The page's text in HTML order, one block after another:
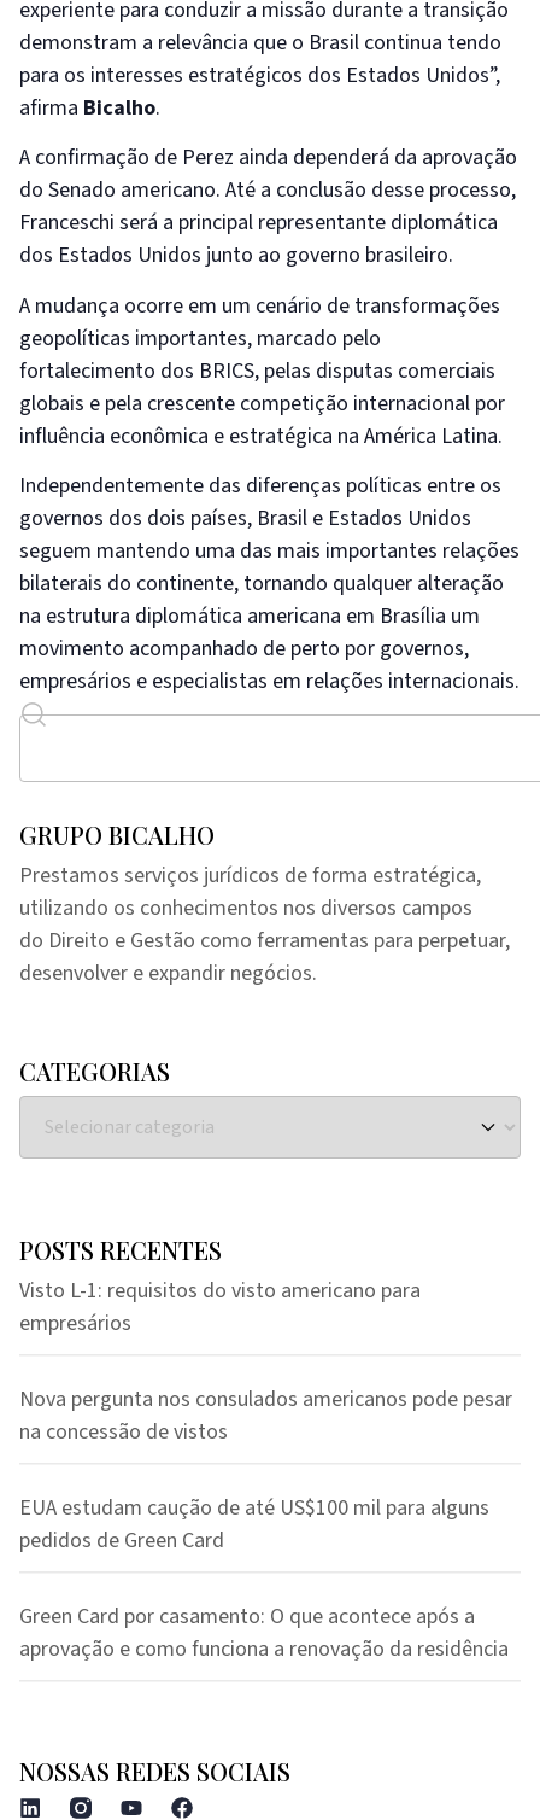
experiente para conduzir a missão durante a transição
demonstram a relevância que o Brasil continua tendo
para os interesses estratégicos dos Estados Unidos”,
afirma Bicalho.
A confirmação de Perez ainda dependerá da aprovação
do Senado americano. Até a conclusão desse processo,
Franceschi será a principal representante diplomática
dos Estados Unidos junto ao governo brasileiro.
A mudança ocorre em um cenário de transformações
geopolíticas importantes, marcado pelo
fortalecimento dos BRICS, pelas disputas comerciais
globais e pela crescente competição internacional por
influência econômica e estratégica na América Latina.
Independentemente das diferenças políticas entre os
governos dos dois países, Brasil e Estados Unidos
seguem mantendo uma das mais importantes relações
bilaterais do continente, tornando qualquer alteração
na estrutura diplomática americana em Brasília um
movimento acompanhado de perto por governos,
empresários e especialistas em relações internacionais.
GRUPO BICALHO
Prestamos serviços jurídicos de forma estratégica,
utilizando os conhecimentos nos diversos campos
do Direito e Gestão como ferramentas para perpetuar,
desenvolver e expandir negócios.
CATEGORIAS
POSTS RECENTES
Visto L-1: requisitos do visto americano para
empresários
Nova pergunta nos consulados americanos pode pesar
na concessão de vistos
EUA estudam caução de até US$100 mil para alguns
pedidos de Green Card
Green Card por casamento: O que acontece após a
aprovação e como funciona a renovação da residência
NOSSAS REDES SOCIAIS